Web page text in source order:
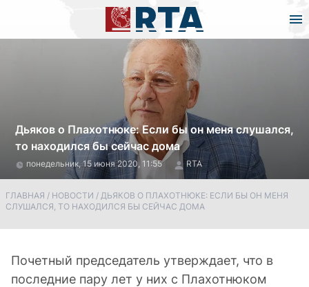
Дьяков о Плахотнюке: Если бы он меня слушался,
то находился бы сейчас дома
понедельник, 15 июня 2020, 11:55 RTA
ГЛАВНАЯ / НОВОСТИ / ДЬЯКОВ О ПЛАХОТНЮКЕ: ЕСЛИ БЫ ОН МЕНЯ
СЛУШАЛСЯ, ТО НАХОДИЛСЯ БЫ СЕЙЧАС ДОМА
Почетный председатель утверждает, что в
последние пару лет у них с Плахотнюком